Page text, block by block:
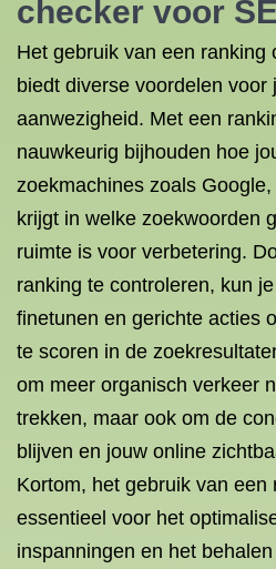
checker voor
Het gebruik van een ranking
biedt diverse voordelen voor
aanwezigheid. Met een
nauwkeurig bijhouden hoe
zoekmachines zoals
krijgt in welke zoekwoorden
ruimte is voor verbetering.
ranking te controleren, kun
finetunen en gerichte acties
te scoren in de
om meer organisch verkeer
trekken, maar ook om de
blijven en jouw online
Kortom, het gebruik van een
essentieel voor het
inspanningen en het